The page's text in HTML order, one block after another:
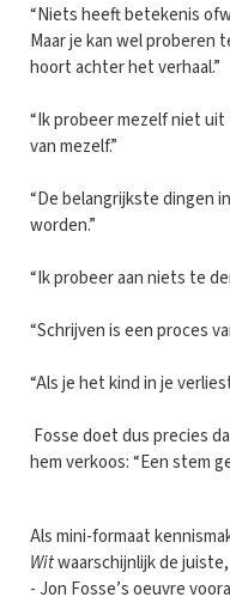
“Niets heeft betekenis
Maar je kan wel proberen
hoort achter het verhaal.”
“Ik probeer mezelf niet
van mezelf.”
“De belangrijkste dingen
worden.”
“Ik probeer aan niets te
“Schrijven is een proces
“Als je het kind in je
Fosse doet dus precies
hem verkoos: “Een stem
Als mini-formaat
Witwaarschijnlijk de
- Jon Fosse’s oeuvre